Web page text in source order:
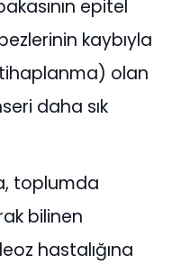
epitel
kaybıyla
olan
daha sık
toplumda
bilinen
hastalığına